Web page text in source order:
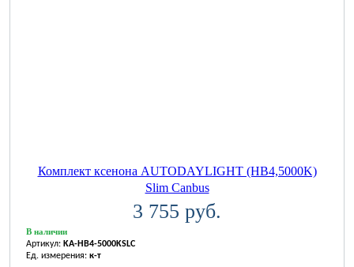
Комплект ксенона AUTODAYLIGHT (HB4,5000K)
Slim Canbus
3 755 руб.
В наличии
Артикул: KA-HB4-5000KSLC
Ед. измерения: к-т